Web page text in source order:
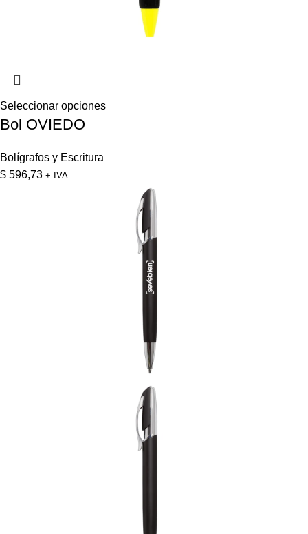
Seleccionar opciones
Bol OVIEDO
Bolígrafos y Escritura
$ 596,73 + IVA